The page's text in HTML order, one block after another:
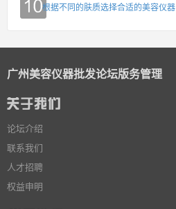
根据不同的肤质选择合适的美容仪器
广州美容仪器批发论坛版务管理
论坛介绍
联系我们
人才招聘
权益申明